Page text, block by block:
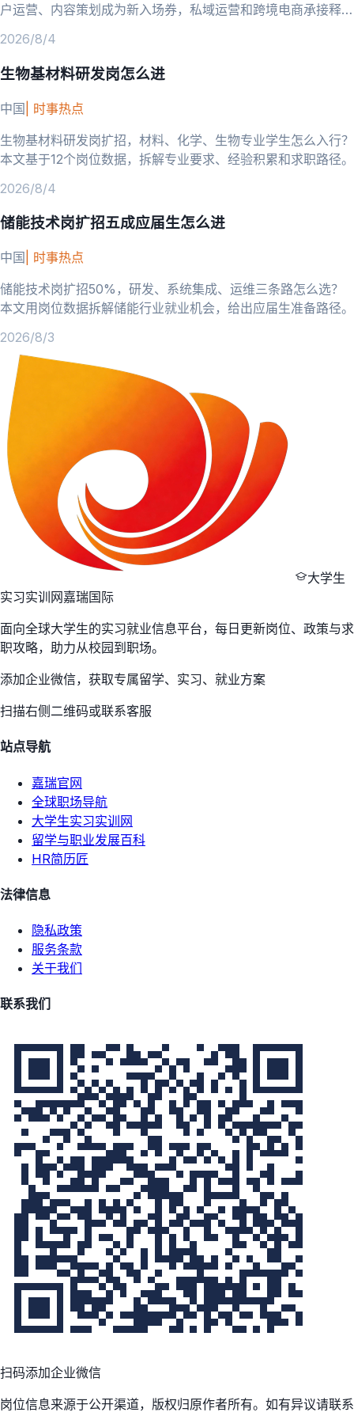
户运营、内容策划成为新入场券，私域运营和跨境电商承接释放
2026/8/4
生物基材料研发岗怎么进
中国 时事热点
生物基材料研发岗扩招，材料、化学、生物专业学生怎么入行？
本文基于12个岗位数据，拆解专业要求、经验积累和求职路径。
2026/8/4
储能技术岗扩招五成应届生怎么进
中国
时事热点
储能技术岗扩招50%，研发、系统集成、运维三条路怎么选？
本文用岗位数据拆解储能行业就业机会，给出应届生准备路径。
2026/8/3
大学生
实习实训网嘉瑞国际
面向全球大学生的实习就业信息平台，每日更新岗位、政策与求
职攻略，助力从校园到职场。
添加企业微信，获取专属留学、实习、就业方案
扫描右侧二维码或联系客服
站点导航
嘉瑞官网
全球职场导航
大学生实习实训网
留学与职业发展百科
HR简历匠
法律信息
隐私政策
服务条款
关于我们
联系我们
扫码添加企业微信
岗位信息来源于公开渠道，版权归原作者所有。如有异议请联系